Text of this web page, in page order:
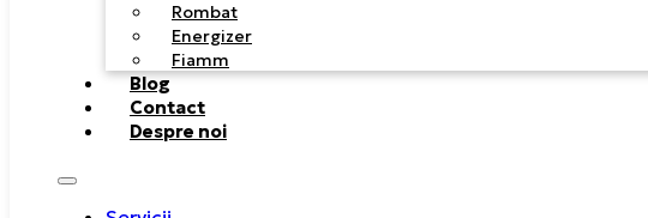
Rombat
Energizer
Fiamm
Blog
Contact
Despre noi